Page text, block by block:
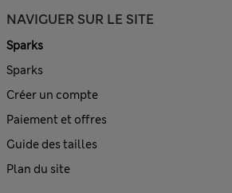
NAVIGUER SUR LE SITE
Sparks
Sparks
Créer un compte
Paiement et offres
Guide des tailles
Plan du site